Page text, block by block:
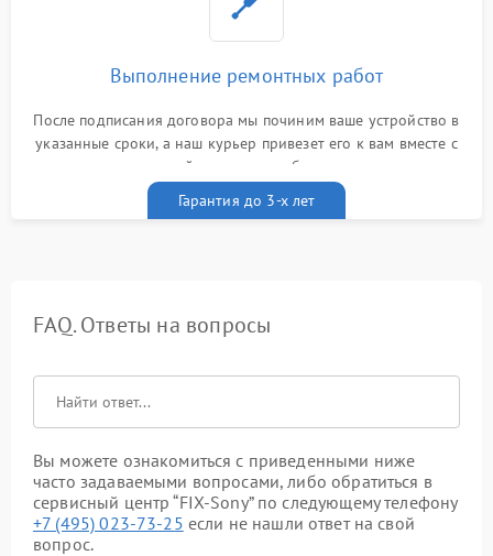
Выполнение ремонтных работ
После подписания договора мы починим ваше устройство в
указанные сроки, а наш курьер привезет его к вам вместе с
гарантийным талоном бесплатно
Гарантия до 3-х лет
FAQ. Ответы на вопросы
Вы можете ознакомиться с приведенными ниже
часто задаваемыми вопросами, либо обратиться в
сервисный центр “FIX-Sony” по следующему телефону
+7 (495) 023-73-25 если не нашли ответ на свой
вопрос.